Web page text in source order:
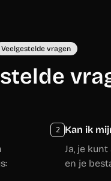
Veelgestelde vragen
2
Kan ik
Ja, je
en je